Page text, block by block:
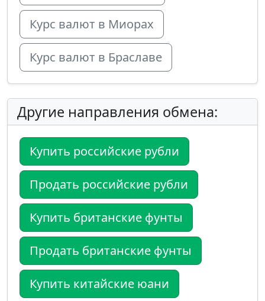
Курс валют в Миорах
Курс валют в Браславе
Другие направления обмена:
Купить российские рубли
Продать российские рубли
Купить британские фунты
Продать британские фунты
Купить китайские юани